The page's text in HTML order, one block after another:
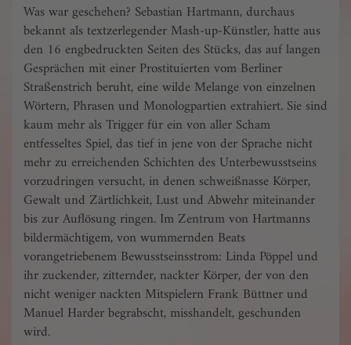
Was war geschehen? Sebastian Hartmann, durchaus
bekannt als textzerlegender Mash-up-Künstler, hatte aus
den 16 engbedruckten Seiten des Stücks, das auf langen
Gesprächen mit einer Prostituierten vom Berliner
Straßenstrich beruht, eine wilde Melange von einzelnen
Wörtern, Phrasen und Monologpartien extrahiert. Sie sind
kaum mehr als Trigger für ein von aller Scham
entfesseltes Spiel, das tief in jene von der Sprache nicht
mehr zu erreichenden Schichten des Unterbewusstseins
vorzudringen versucht, in denen schweißnasse Körper,
Gewalt und Zärtlichkeit, Lust und Abwehr miteinander
bis zur Auflösung ringen. Im Zentrum von Hartmanns
bildermächtigem, von wummernden Beats
vorangetriebenem Bewusstseinsstrom: Linda Pöppel und
ihr zuckender, zitternder, nackter Körper, der von den
nicht weniger nackten Mitspielern Frank Büttner und
Manuel Harder begrabscht, misshandelt, geschunden
wird.